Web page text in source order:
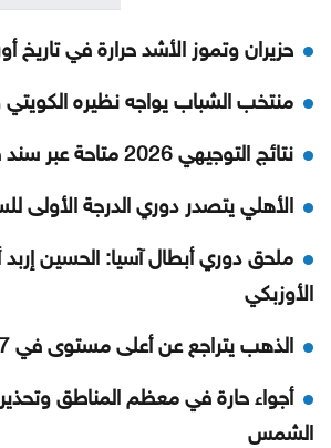
حزيران وتموز الأشد حرارة في تاريخ
منتخب الشباب يواجه نظيره الكويتي
نتائج التوجيهي 2026 متاحة عبر سند فور إعلانها الاثنين
الأهلي يتصدر دوري الدرجة الأولى
ملحق دوري أبطال آسيا: الحسين إربد
الأوزبكي
الذهب يتراجع عن أعلى مستوى في 7 أسابيع
أجواء حارة في معظم المناطق
الشمس